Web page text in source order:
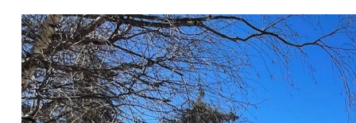
Enquestes
A
escena!
Dis
la
teva!